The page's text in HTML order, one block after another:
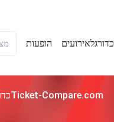
כדורגלאירועים הופעות
Ticket-Compare.com